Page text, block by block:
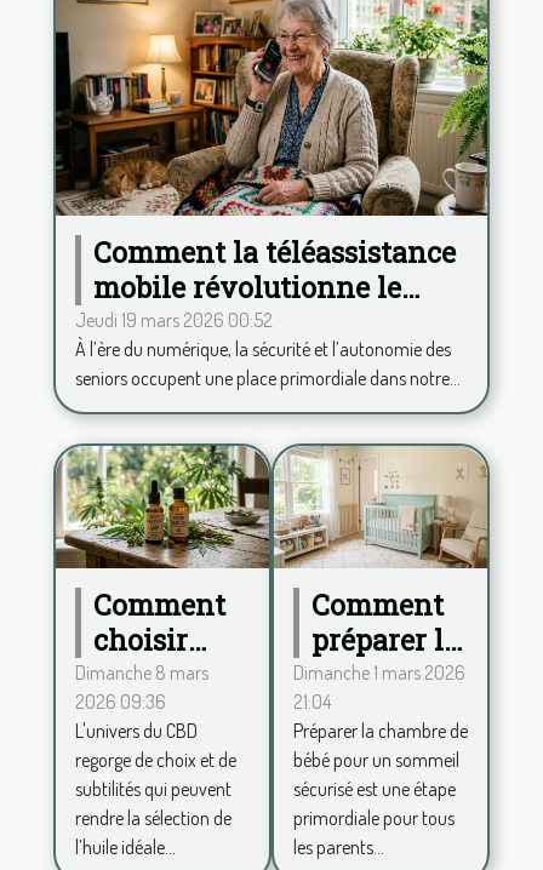
Comment la téléassistance
mobile révolutionne le
quotidien des seniors ?
Jeudi 19 mars 2026 00:52
À l’ère du numérique, la sécurité et l’autonomie des
seniors occupent une place primordiale dans notre...
Comment
choisir
entre
spectre
complet et
large pour
votre huile
de CBD ?
Dimanche 8 mars
2026 09:36
L'univers du CBD
regorge de choix et de
subtilités qui peuvent
rendre la sélection de
l’huile idéale...
Comment
préparer la
chambre
de bébé
pour un
sommeil
sécurisé ?
Dimanche 1 mars 2026
21:04
Préparer la chambre de
bébé pour un sommeil
sécurisé est une étape
primordiale pour tous
les parents...